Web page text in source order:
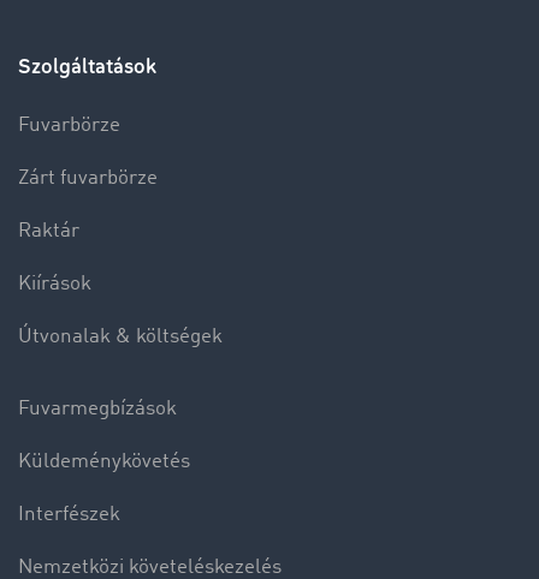
Szolgáltatások
Fuvarbörze
Zárt fuvarbörze
Raktár
Kiírások
Útvonalak & költségek
Fuvarmegbízások
Küldeménykövetés
Interfészek
Nemzetközi követeléskezelés